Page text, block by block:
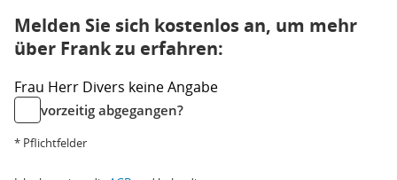
Melden Sie sich kostenlos an, um mehr
über Frank zu erfahren:
Frau Herr Divers keine Angabe
vorzeitig abgegangen?
* Pflichtfelder